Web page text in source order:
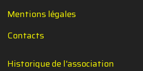
Mentions légales
Contacts
Historique de l'association